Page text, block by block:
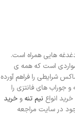
هایی همراه است.
است که همه ی
شرایطی را فراهم آورده
و جوراب های فانتزی را
خرید انواع نیم تنه و خرید
در سایت مراجعه